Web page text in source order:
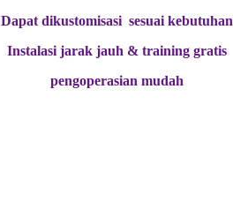
Dapat dikustomisasi sesuai kebutuhan
Instalasi jarak jauh & training gratis
pengoperasian mudah